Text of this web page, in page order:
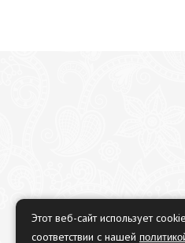
Этот веб-сайт использует
соответствии с нашей